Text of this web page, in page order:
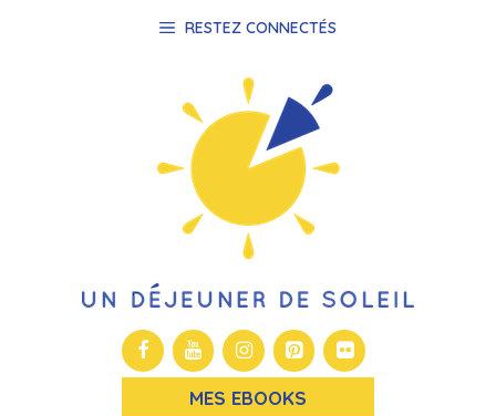
RESTEZ CONNECTÉS
MES EBOOKS